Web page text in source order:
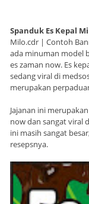
Spanduk Es Kepal
Milo.cdr | Contoh
ada minuman model
es zaman now. Es
sedang viral di
merupakan
Jajanan ini
now dan sangat viral
ini masih sangat
resepsnya.